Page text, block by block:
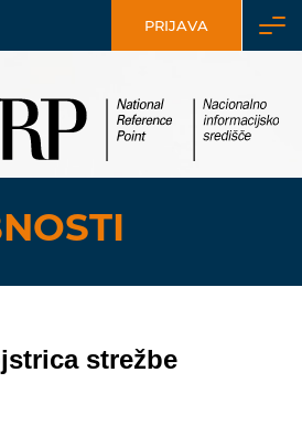
PRIJAVA
strežbe